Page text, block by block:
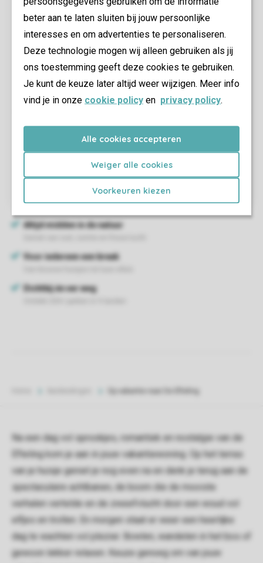
beter aan te laten sluiten bij jouw persoonlijke
interesses en om advertenties te personaliseren.
Deze technologie mogen wij alleen gebruiken als jij
ons toestemming geeft deze cookies te gebruiken.
Je kunt de keuze later altijd weer wijzigen. Meer info
vind je in onze cookie policy en privacy policy.
Alle cookies accepteren
Weiger alle cookies
Voorkeuren kiezen
Na een dag vol sprookjes, romantiek en nostalgie van de
Efteling kom je aan in jouw vakantiewoning. Op het terras
van je huisje geniet je nog even na en denk je terug aan de
spectaculaire achtbanen, de boom die de mooiste
verhalen vertelde en de zweefvlucht door een woud vol
elfjes en trollen. En morgen staat er weer een heerlijke
dag te wachten vol plezier. Bowlen, wandelen in het bos of
gewoon lekker relaxen. Keuze genoeg om van jouw